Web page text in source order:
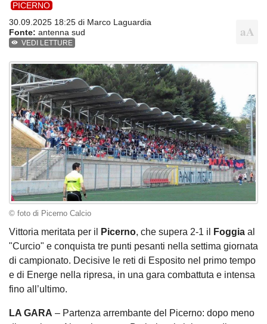
PICERNO
30.09.2025 18:25 di Marco Laguardia
Fonte: antenna sud
VEDI LETTURE
© foto di Picerno Calcio
Vittoria meritata per il Picerno, che supera 2-1 il Foggia al
"Curcio" e conquista tre punti pesanti nella settima giornata
di campionato. Decisive le reti di Esposito nel primo tempo
e di Energe nella ripresa, in una gara combattuta e intensa
fino all’ultimo.
LA GARA – Partenza arrembante del Picerno: dopo meno